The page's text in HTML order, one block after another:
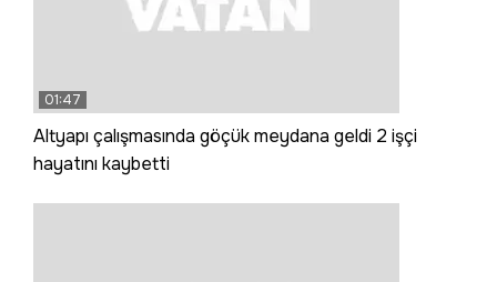
01:47
Altyapı çalışmasında göçük meydana geldi 2 işçi
hayatını kaybetti